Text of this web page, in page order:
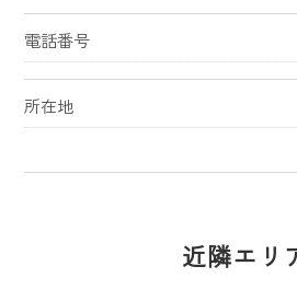
電話番号
所在地
近隣エリ